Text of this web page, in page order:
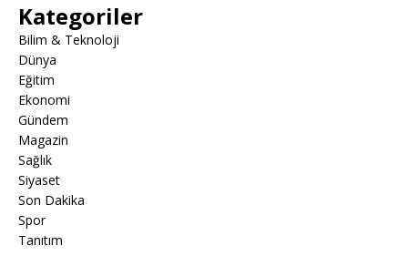
Kategoriler
Bilim & Teknoloji
Dünya
Eğitim
Ekonomi
Gündem
Magazin
Sağlık
Siyaset
Son Dakika
Spor
Tanıtım